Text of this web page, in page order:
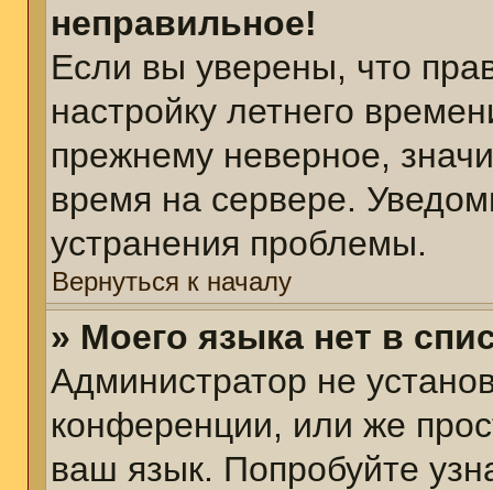
неправильное!
Если вы уверены, что
настройку летнего
прежнему неверное,
время на сервере.
устранения проблемы.
Вернуться к началу
» Моего языка нет в
Администратор не
конференции, или же
ваш язык. Попробуйте